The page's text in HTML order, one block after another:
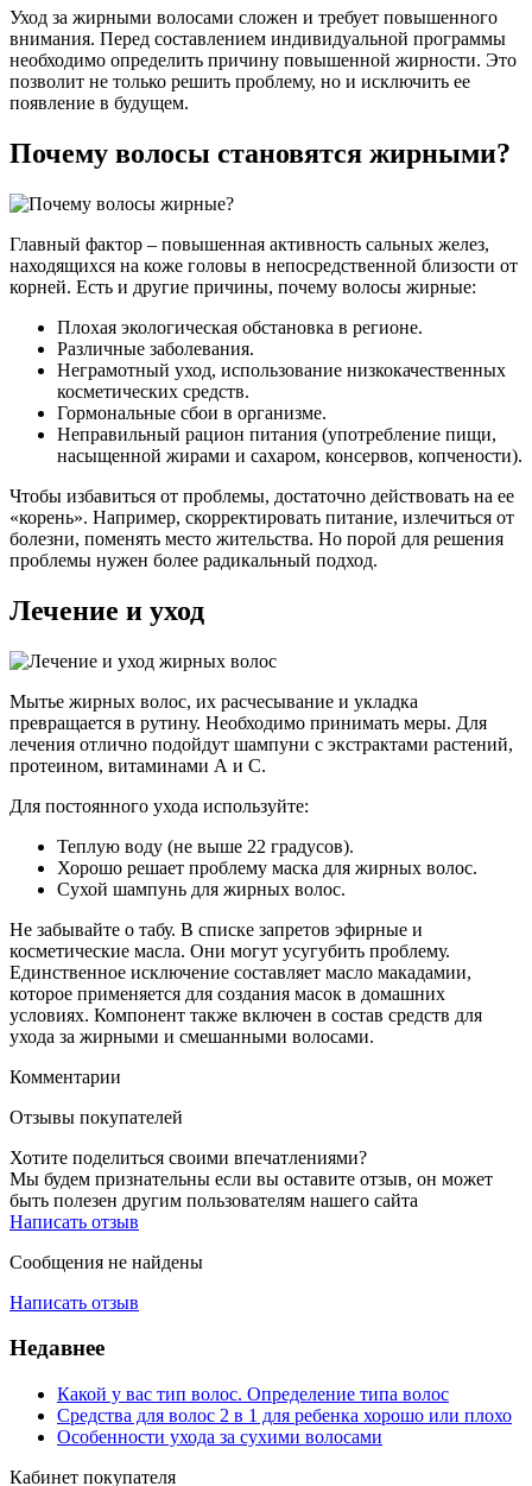
Уход за жирными волосами сложен и требует повышенного
внимания. Перед составлением индивидуальной программы
необходимо определить причину повышенной жирности. Это
позволит не только решить проблему, но и исключить ее
появление в будущем.
Почему волосы становятся жирными?
Главный фактор – повышенная активность сальных желез,
находящихся на коже головы в непосредственной близости от
корней. Есть и другие причины, почему волосы жирные:
Плохая экологическая обстановка в регионе.
Различные заболевания.
Неграмотный уход, использование низкокачественных
косметических средств.
Гормональные сбои в организме.
Неправильный рацион питания (употребление пищи,
насыщенной жирами и сахаром, консервов, копчености).
Чтобы избавиться от проблемы, достаточно действовать на ее
«корень». Например, скорректировать питание, излечиться от
болезни, поменять место жительства. Но порой для решения
проблемы нужен более радикальный подход.
Лечение и уход
Мытье жирных волос, их расчесывание и укладка
превращается в рутину. Необходимо принимать меры. Для
лечения отлично подойдут шампуни с экстрактами растений,
протеином, витаминами А и С.
Для постоянного ухода используйте:
Теплую воду (не выше 22 градусов).
Хорошо решает проблему маска для жирных волос.
Сухой шампунь для жирных волос.
Не забывайте о табу. В списке запретов эфирные и
косметические масла. Они могут усугубить проблему.
Единственное исключение составляет масло макадамии,
которое применяется для создания масок в домашних
условиях. Компонент также включен в состав средств для
ухода за жирными и смешанными волосами.
Комментарии
Отзывы покупателей
Хотите поделиться своими впечатлениями?
Мы будем признательны если вы оставите отзыв, он может
быть полезен другим пользователям нашего сайта
Написать отзыв
Сообщения не найдены
Написать отзыв
Недавнее
Какой у вас тип волос. Определение типа волос
Средства для волос 2 в 1 для ребенка хорошо или плохо
Особенности ухода за сухими волосами
Кабинет покупателя